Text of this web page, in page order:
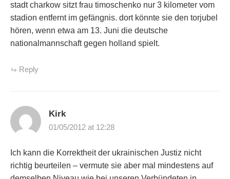
stadt charkow sitzt frau timoschenko nur 3 kilometer vom
stadion entfernt im gefängnis. dort könnte sie den torjubel
hören, wenn etwa am 13. Juni die deutsche
nationalmannschaft gegen holland spielt.
Reply
Kirk
01/05/2012 at 12:28
Ich kann die Korrektheit der ukrainischen Justiz nicht
richtig beurteilen – vermute sie aber mal mindestens auf